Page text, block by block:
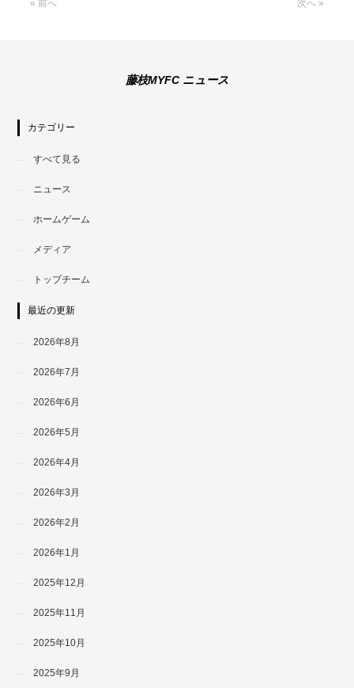
« 前へ 次へ »
藤枝MYFC ニュース
カテゴリー
すべて見る
ニュース
ホームゲーム
メディア
トップチーム
最近の更新
2026年8月
2026年7月
2026年6月
2026年5月
2026年4月
2026年3月
2026年2月
2026年1月
2025年12月
2025年11月
2025年10月
2025年9月